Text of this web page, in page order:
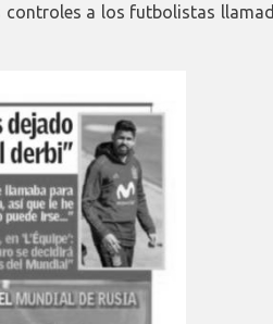
controles a los futbolistas